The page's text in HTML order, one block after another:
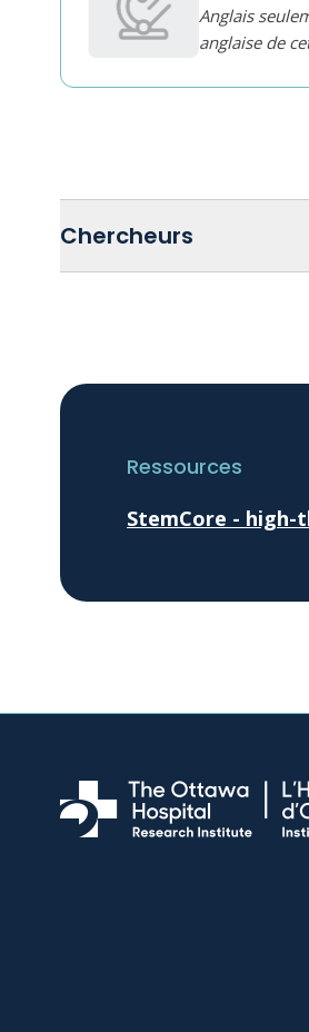
Anglais
anglaise de
Chercheurs
Ressources
StemCore -